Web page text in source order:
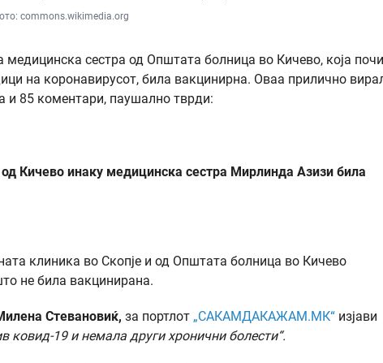
commons.wikimedia.org
медицинска сестра од Општата болница во Кичево, која
на коронавирусот, била вакцинирна. Оваа прилично
и 85 коментари, паушално тврди:
Кичево инаку медицинска сестра Мирлинда Азизи била
клиника во Скопје и од Општата болница во Кичево
не била вакцинирана.
Стевановиќ, за портлот „САКАМДАКАЖАМ.МК“ изјави
ковид-19 и немала други хронични болести“.